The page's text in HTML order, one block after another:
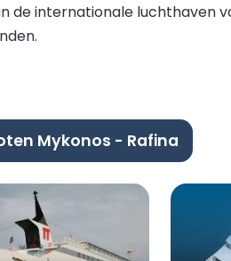
de internationale luchthaven
Mykonos - Rafina